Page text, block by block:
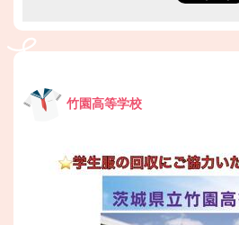
竹園高等学校